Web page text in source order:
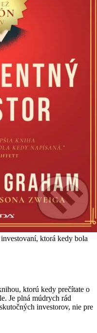
ktorá kedy bola
ktorú kedy prečítate o
Je plná múdrych rád
investorov, nie pre